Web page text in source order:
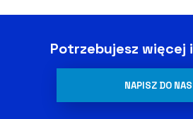
Potrzebujesz więcej
NAPISZ DO NAS